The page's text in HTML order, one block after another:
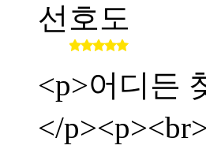
선호도
<p>어디든
</